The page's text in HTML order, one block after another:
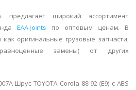
предлагает широкий ассортимент
EAA-Joints по оптовым ценам. В
оригинальные грузовые запчасти,
замены) от других
Шрус TOYOTA Corola 88-92 (E9) с ABS